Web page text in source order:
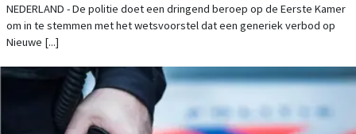
NEDERLAND - De politie doet een dringend beroep op de Eerste Kamer
om in te stemmen met het wetsvoorstel dat een generiek verbod op
Nieuwe [...]